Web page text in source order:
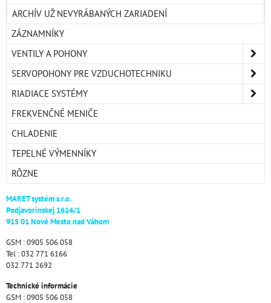
ARCHÍV UŽ NEVYRÁBANÝCH ZARIADENÍ
ZÁZNAMNÍKY
VENTILY A POHONY
SERVOPOHONY PRE VZDUCHOTECHNIKU
RIADIACE SYSTÉMY
FREKVENČNÉ MENIČE
CHLADENIE
TEPELNÉ VÝMENNÍKY
RÔZNE
MARET systém s.r.o.
Podjavorinskej 1614/1
915 01 Nové Mesto nad Váhom
GSM : 0905 506 058
Tel : 032 771 6166
032 771 2692
Technické informácie
GSM : 0905 506 058